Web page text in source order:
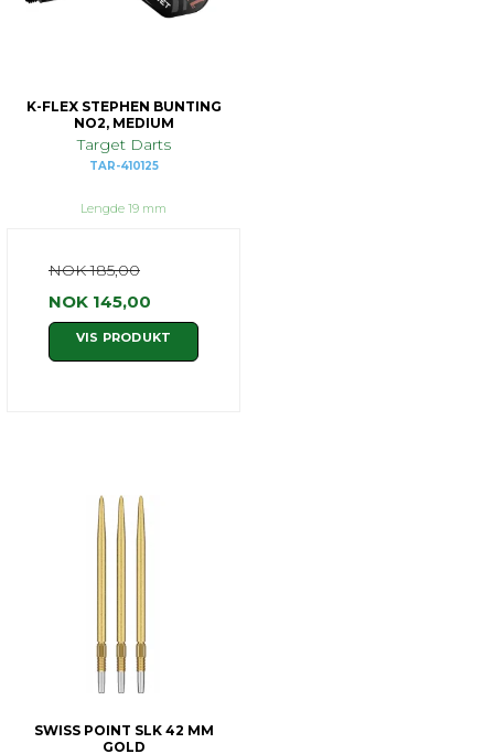
K-FLEX STEPHEN BUNTING
NO2, MEDIUM
Target Darts
TAR-410125
Lengde 19 mm
NOK 185,00
NOK 145,00
VIS PRODUKT
SWISS POINT SLK 42 MM
GOLD